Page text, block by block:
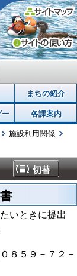
まちの紹介
ー 各課案内
施設利用関係
切替
いときに提出
８５９－７２－